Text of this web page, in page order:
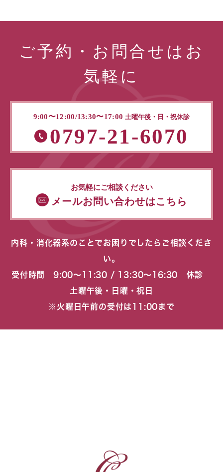
ご予約・お問合せはお
気軽に
9:00〜12:00/13:30〜17:00 土曜午後・日・祝休診
0797-21-6070
お気軽にご相談ください
メールお問い合わせはこちら
内科・消化器系のことでお困りでしたらご相談くださ
い。
受付時間 9:00〜11:30 / 13:30〜16:30 休診
土曜午後・日曜・祝日
※火曜日午前の受付は11:00まで